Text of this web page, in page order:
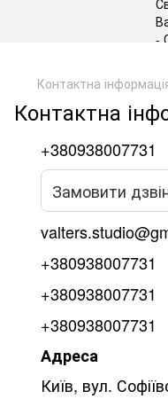
gtag('js', new Date());
Контактна
Контактна
+380938007731
Замовити
+380938007731
+380938007731
+380938007731
Адреса
Київ, вул.